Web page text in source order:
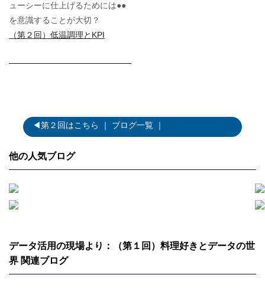
ューシーに仕上げるためには●●
を意識することが大切？
（第２回）低温調理とKPI
◀第２回はこちら ｜ ブログ一覧 ｜
他の人気ブログ
データ活用の現場より：（第１回）料理好きとデータの世
界 関連ブログ